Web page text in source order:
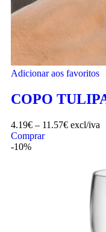
Adicionar aos favoritos
COPO
4.19€ – 11.57€ excl/iva
Comprar
-10%